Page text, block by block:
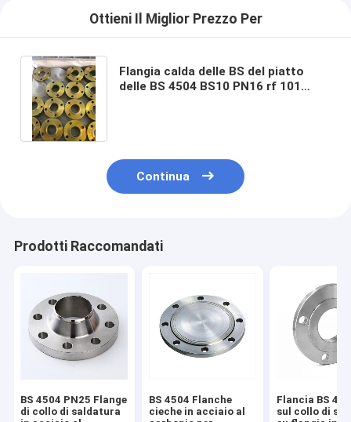
Ottieni Il Miglior Prezzo Per
Flangia calda delle BS del piatto
delle BS 4504 BS10 PN16 rf 101
Continua
Prodotti Raccomandati
BS 4504 PN25 Flange
di collo di saldatura
BS 4504 Flanche
cieche in acciaio al
Flancia BS
sul collo di